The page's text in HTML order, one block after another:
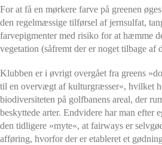
For at få en mørkere farve på greenen
den regelmæssige tilførsel af jernsulfat,
farvepigmenter med risiko for at hæmme
vegetation (såfremt der er noget tilbage af
Klubben er i øvrigt overgået fra greens
til en overvægt af kulturgræsser«, hvilket
biodiversiteten på golfbanens areal, der
beskyttede arter. Endvidere har man efter
den tidligere »myte«, at fairways er
afføring, hvorfor der er etableret et